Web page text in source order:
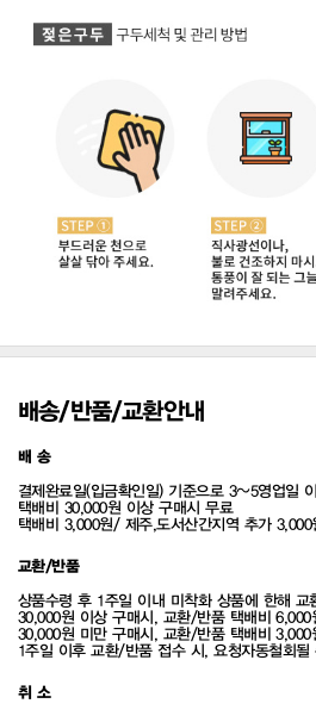
배송/반품/교환안내
배 송
결제완료일(입금확인일) 기준으로 3~5영업일
택배비 30,000원 이상 구매시 무료
택배비 3,000원/ 제주,도서산간지역 추가 3,000
교환/반품
상품수령 후 1주일 이내 미착화 상품에 한해 교
30,000원 이상 구매시, 교환/반품 택배비 6,000
30,000원 미만 구매시, 교환/반품 택배비 3,000
1주일 이후 교환/반품 접수 시, 요청자동철회될
취 소